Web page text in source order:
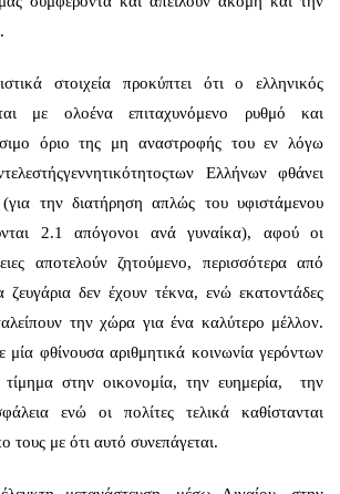
στοιχεία προκύπτει ότι ο ελληνικός
με ολοένα επιταχυνόμενο ρυθμό και
όριο της μη αναστροφής του εν λόγω
Ελλήνων φθάνει
την διατήρηση απλώς του υφιστάμενου
2.1 απόγονοι ανά γυναίκα), αφού οι
αποτελούν ζητούμενο, περισσότερα από
ζευγάρια δεν έχουν τέκνα, ενώ εκατοντάδες
την χώρα για ένα καλύτερο μέλλον.
μία φθίνουσα αριθμητικά κοινωνία γερόντων
τίμημα στην οικονομία, την ευημερία, την
ενώ οι πολίτες τελικά καθίστανται
τους με ότι αυτό συνεπάγεται.